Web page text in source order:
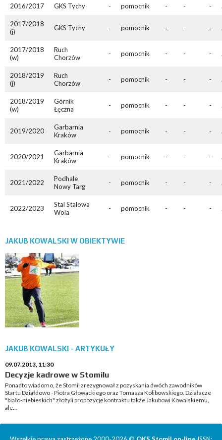
2016/2017 GKS Tychy - pomocnik - - -
2017/2018
(j)
GKS Tychy - pomocnik - - -
2017/2018
(w)
Ruch
Chorzów
- pomocnik - - -
2018/2019
(j)
Ruch
Chorzów
- pomocnik - - -
2018/2019
(w)
Górnik
Łęczna
- pomocnik - - -
2019/2020
Garbarnia
Kraków
- pomocnik - - -
2020/2021
Garbarnia
Kraków
- pomocnik - - -
2021/2022
Podhale
Nowy Targ
- pomocnik - - -
2022/2023
Stal Stalowa
Wola
- pomocnik - - -
JAKUB KOWALSKI W OBIEKTYWIE
JAKUB KOWALSKI - ARTYKUŁY
09.07.2013, 11:30
Decyzje kadrowe w Stomilu
Ponadto wiadomo, że Stomil zrezygnował z pozyskania dwóch zawodników
Startu Działdowo - Piotra Głowackiego oraz Tomasza Kolibowskiego. Działacze
"biało-niebieskich" złożyli propozycję kontraktu także Jakubowi Kowalskiemu,
ale...